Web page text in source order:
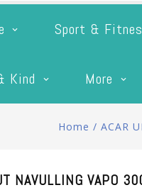
Sport &
Kind More
Home / ACAR
NAVULLING VAPO